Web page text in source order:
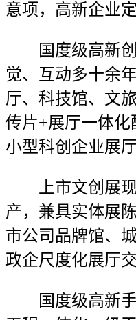
意项，高新企业
国度级高新创
觉、互动多十余
厅、科技馆、文
传片+展厅一体化
小型科创企业展
上市文创展现
产，兼具实体展
市公司品牌馆、
政企尺度化展厅
国度级高新手